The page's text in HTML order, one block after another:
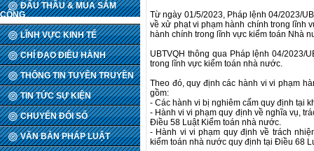
ĐẤU THẦU & MUA SẮM
CÔNG
LĨNH VỰC KINH TẾ
CHỈ ĐẠO ĐIỀU HÀNH
THÔNG TIN TUYÊN TRUYỀN
TIN TỨC SỰ KIỆN
CHUYỂN ĐỔI SỐ
VĂN BẢN PHÁP LUẬT
Từ ngày 01/5/2023, Pháp lệnh 04/2023/
về xử phạt vi phạm hành chính trong lĩnh
hành chính trong lĩnh vực kiểm toán Nhà
UBTVQH thông qua Pháp lệnh 04/2023/
trong lĩnh vực kiểm toán nhà nước.
Theo đó, quy định các hành vi vi phạm
gồm:
- Các hành vi bị nghiêm cấm quy định tại
- Hành vi vi phạm quy định về nghĩa vụ,
Điều 58 Luật Kiểm toán nhà nước.
- Hành vi vi phạm quy định về trách
kiểm toán nhà nước quy định tại Điều 68